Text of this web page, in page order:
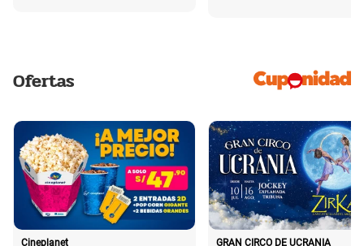
Ofertas
Cineplanet GRAN CIRCO DE UCRANIA